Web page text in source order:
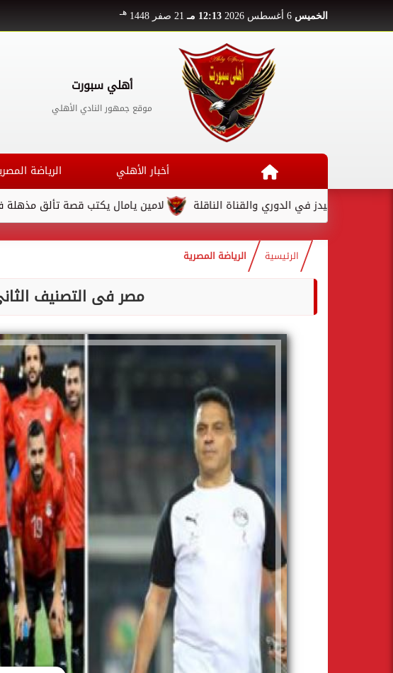
الخميس 12:13 مـ 21 صفر 1448 هـ
أهلي سبورت
موقع جمهور النادي الأهلي
أخبار الأهلي الرياضة
لامين يامال يكتب قصة تألق مذهلة في في الدوري والقناة الناقلة
الرئيسية الرياضة المصرية
مصر فى التصنيف